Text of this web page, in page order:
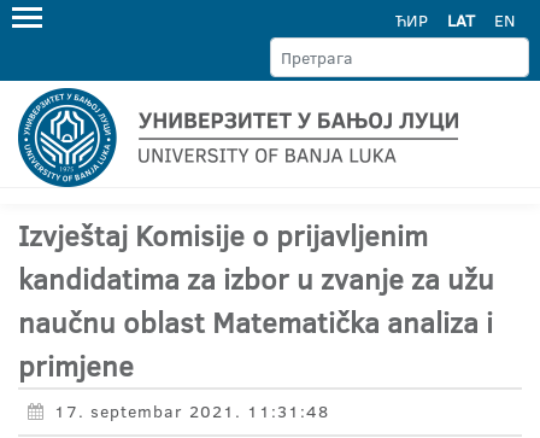
ЋИР LAT EN
Izvještaj Komisije o prijavljenim
kandidatima za izbor u zvanje za užu
naučnu oblast Matematička analiza i
primjene
17. septembar 2021. 11:31:48